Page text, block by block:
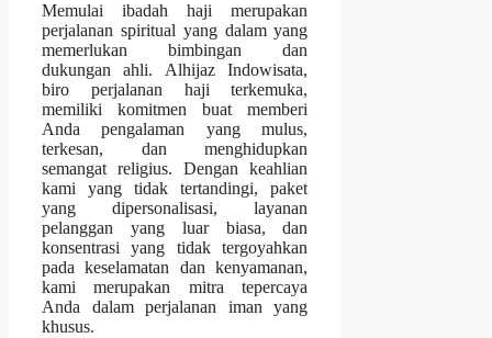
Memulai ibadah haji merupakan
perjalanan spiritual yang dalam yang
memerlukan bimbingan dan
dukungan ahli. Alhijaz Indowisata,
biro perjalanan haji terkemuka,
memiliki komitmen buat memberi
Anda pengalaman yang mulus,
terkesan, dan menghidupkan
semangat religius. Dengan keahlian
kami yang tidak tertandingi, paket
yang dipersonalisasi, layanan
pelanggan yang luar biasa, dan
konsentrasi yang tidak tergoyahkan
pada keselamatan dan kenyamanan,
kami merupakan mitra tepercaya
Anda dalam perjalanan iman yang
khusus.